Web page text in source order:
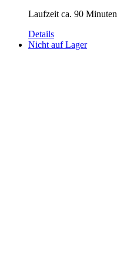
Laufzeit ca. 90 Minuten
Details
Nicht auf Lager